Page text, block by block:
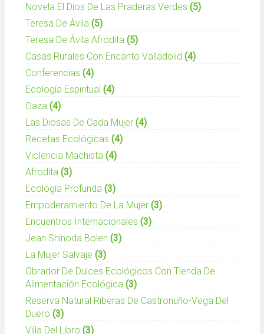
Novela El Dios De Las Praderas Verdes (5)
Teresa De Ávila (5)
Teresa De Ávila Afrodita (5)
Casas Rurales Con Encanto Valladolid (4)
Conferencias (4)
Ecología Espiritual (4)
Gaza (4)
Las Diosas De Cada Mujer (4)
Recetas Ecológicas (4)
Violencia Machista (4)
Afrodita (3)
Ecología Profunda (3)
Empoderamiento De La Mujer (3)
Encuentros Internacionales (3)
Jean Shinoda Bolen (3)
La Mujer Salvaje (3)
Obrador De Dulces Ecológicos Con Tienda De
Alimentación Ecológica (3)
Reserva Natural Riberas De Castronuño-Vega Del
Duero (3)
Villa Del Libro (3)